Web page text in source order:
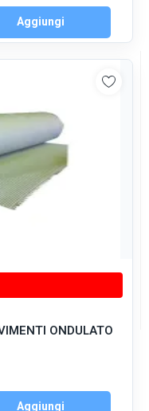
Aggiungi
ONDULATO
Aggiungi